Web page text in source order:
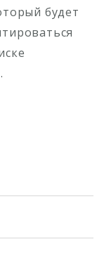
будет